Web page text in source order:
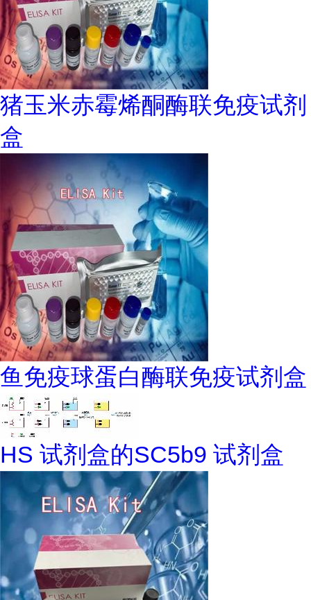
猪玉米赤霉烯酮酶联免疫试剂
盒
鱼免疫球蛋白酶联免疫试剂盒
HS 试剂盒的SC5b9 试剂盒